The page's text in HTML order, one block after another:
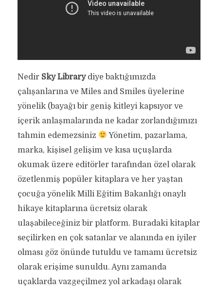
NedirSky Librarydiye baktığımızda
çalışanlarına ve Miles and Smiles üyelerine
yönelik (bayağı bir geniş kitleyi kapsıyor ve
içerik anlaşmalarında ne kadar zorlandığımızı
tahmin edemezsiniz
Yönetim, pazarlama,
marka, kişisel gelişim ve kısa uçuşlarda
okumak üzere editörler tarafından özel olarak
özetlenmiş popüler kitaplara ve her yaştan
çocuğa yönelik Milli Eğitim Bakanlığı onaylı
hikaye kitaplarına ücretsiz olarak
ulaşabileceğiniz bir platform. Buradaki kitaplar
seçilirken en çok satanlar ve alanında en iyiler
olması göz önünde tutuldu ve tamamı ücretsiz
olarak erişime sunuldu. Aynı zamanda
uçaklarda vazgeçilmez yol arkadaşı olarak